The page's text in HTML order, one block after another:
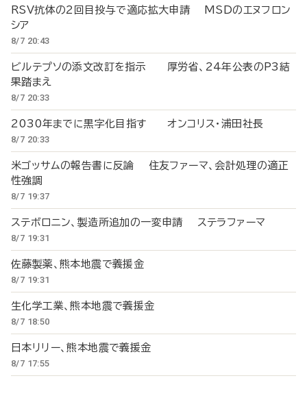
RSV抗体の2回目投与で適応拡大申請 MSDのエヌフロン
シア
8/7 20:43
ビルテプソの添文改訂を指示 厚労省、24年公表のP3結
果踏まえ
8/7 20:33
2030年までに黒字化目指す オンコリス・浦田社長
8/7 20:33
米ゴッサムの報告書に反論 住友ファーマ、会計処理の適正
性強調
8/7 19:37
ステボロニン、製造所追加の一変申請 ステラファーマ
8/7 19:31
佐藤製薬、熊本地震で義援金
8/7 19:31
生化学工業、熊本地震で義援金
8/7 18:50
日本リリー、熊本地震で義援金
8/7 17:55